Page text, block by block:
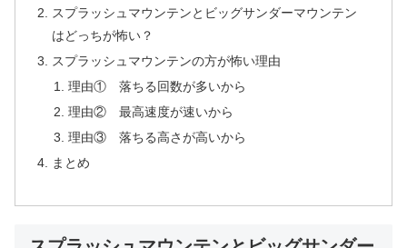
スプラッシュマウンテンとビッグサンダーマウンテン
はどっちが怖い？
スプラッシュマウンテンの方が怖い理由
理由① 落ちる回数が多いから
理由② 最高速度が速いから
理由③ 落ちる高さが高いから
まとめ